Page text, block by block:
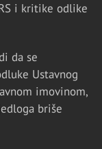
i kritike odlike
da se
Ustavnog
imovinom,
briše